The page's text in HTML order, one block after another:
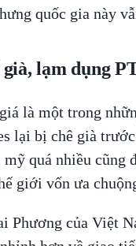
quốc gia này
già, lạm dụng
là một trong
lại bị chê già
quá nhiều cũng
giới vốn ưa
Phương của Việt